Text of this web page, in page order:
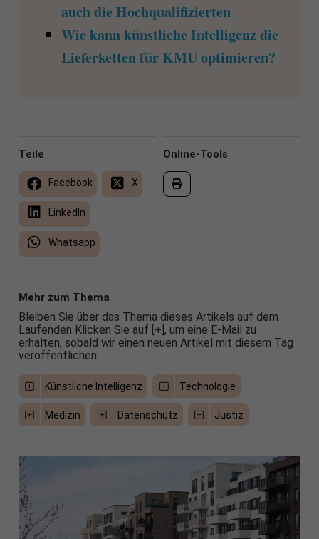
auch die Hochqualifizierten
Wie kann künstliche Intelligenz die
Lieferketten für KMU optimieren?
Online-Tools
Teile
Facebook X
LinkedIn
Whatsapp
Mehr zum Thema
Bleiben Sie über das Thema dieses Artikels auf dem
Laufenden Klicken Sie auf [+], um eine E-Mail zu
erhalten, sobald wir einen neuen Artikel mit diesem Tag
veröffentlichen
Künstliche Intelligenz Technologie
Medizin Datenschutz Justiz